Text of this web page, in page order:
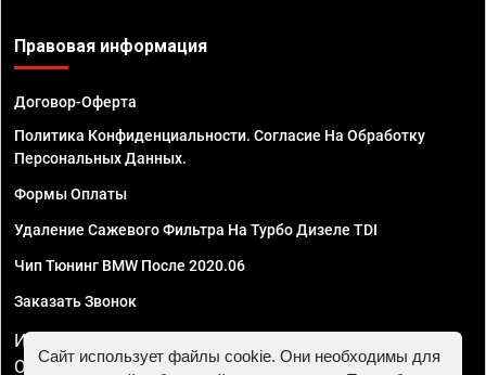
Правовая информация
Договор-Оферта
Политика Конфиденциальности. Согласие На Обработку
Персональных Данных.
Формы Оплаты
Удаление Сажевого Фильтра На Турбо Дизеле TDI
Чип Тюнинг BMW После 2020.06
Заказать Звонок
ИП Смирнов Георгий Павлович. ИНН 781302555843,
ОГРНИП 324470400032610
Сайт использует файлы cookie. Они необходимы для